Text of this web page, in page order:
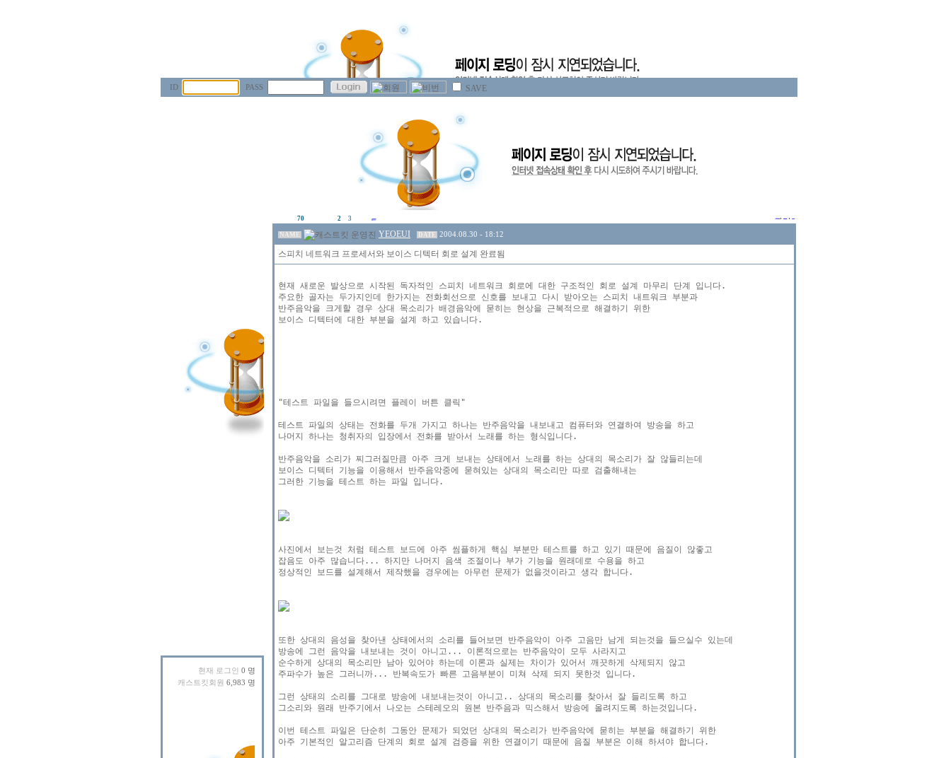
ID PASS SAVE
현재 로그인 0 명
캐스트킷회원 6,983 명
70 2 3
NAME YEOEUI DATE 2004.08.30 - 18:12
스피치 네트워크 프로세서와 보이스 디텍터 회로 설계 완료됨
현재 새로운 발상으로 시작된 독자적인 스피치 네트워크 회로에 대한 구조적인 회로 설계 마무리 단계 입니다.
주요한 골자는 두가지인데 한가지는 전화회선으로 신호를 보내고 다시 받아오는 스피치 내트워크 부분과
반주음악을 크게할 경우 상대 목소리가 배경음악에 묻히는 현상을 근복적으로 해결하기 위한
보이스 디텍터에 대한 부분을 설계 하고 있습니다.
"테스트 파일을 들으시려면 플레이 버튼 클릭"
테스트 파일의 상태는 전화를 두개 가지고 하나는 반주음악을 내보내고 컴퓨터와 연결하여 방송을 하고
나머지 하나는 청취자의 입장에서 전화를 받아서 노래를 하는 형식입니다.
반주음악을 소리가 찌그러질만큼 아주 크게 보내는 상태에서 노래를 하는 상대의 목소리가 잘 않들리는데
보이스 디텍터 기능을 이용해서 반주음악중에 묻혀있는 상대의 목소리만 따로 검출해내는
그러한 기능을 테스트 하는 파일 입니다.
사진에서 보는것 처럼 테스트 보드에 아주 씸플하게 핵심 부분만 테스트를 하고 있기 때문에 음질이 않좋고
잡음도 아주 많습니다... 하지만 나머지 음색 조절이나 부가 기능을 원래데로 수용을 하고
정상적인 보드를 설계해서 제작했을 경우에는 아무런 문제가 없을것이라고 생각 합니다.
또한 상대의 음성을 찾아낸 상태에서의 소리를 들어보면 반주음악이 아주 고음만 남게 되는것을 들으실수 있는데
방송에 그런 음악을 내보내는 것이 아니고... 이론적으로는 반주음악이 모두 사라지고
순수하게 상대의 목소리만 남아 있어야 하는데 이론과 실제는 차이가 있어서 깨끗하게 삭제되지 않고
주파수가 높은 그러니까... 반복속도가 빠른 고음부분이 미쳐 삭제 되지 못한것 입니다.
그런 상태의 소리를 그대로 방송에 내보내는것이 아니고.. 상대의 목소리를 찾아서 잘 들리도록 하고
그소리와 원래 반주기에서 나오는 스테레오의 원본 반주음과 믹스해서 방송에 올려지도록 하는것입니다.
이번 테스트 파일은 단순히 그동안 문제가 되었던 상대의 목소리가 반주음악에 묻히는 부분을 해결하기 위한
아주 기본적인 알고리즘 단계의 회로 설계 검증을 위한 연결이기 때문에 음질 부분은 이해 하셔야 합니다.